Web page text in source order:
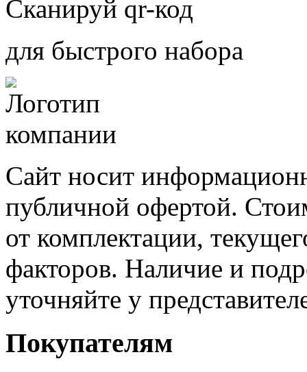
Сканируй qr-код
для быстрого набора
Сайт носит
публичной офертой.
от комплектации,
факторов. Наличие и
уточняйте у
Покупателям